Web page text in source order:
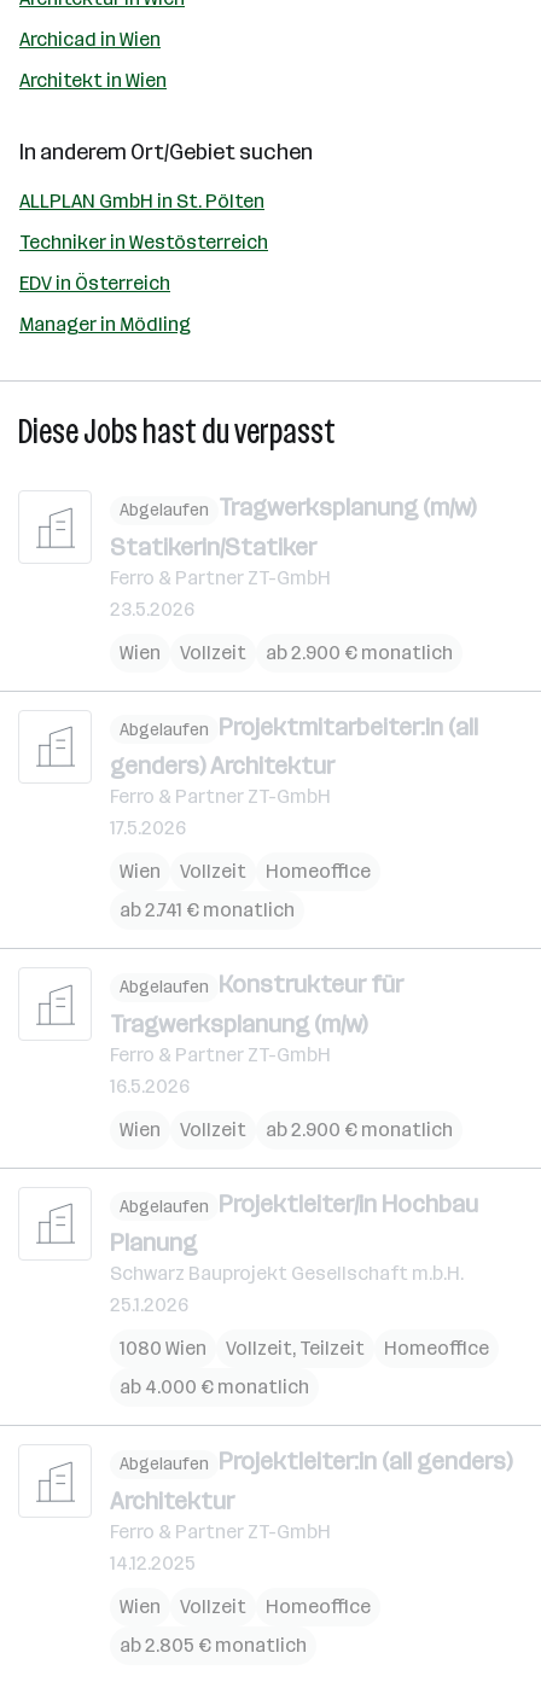
Archicad in Wien
Architekt in Wien
In anderem Ort/Gebiet suchen
ALLPLAN GmbH in St. Pölten
Techniker in Westösterreich
EDV in Österreich
Manager in Mödling
Diese Jobs hast du verpasst
Abgelaufen Tragwerksplanung (m/w)
Statikerin/Statiker
Ferro & Partner ZT-GmbH
23.5.2026
Wien
Vollzeit ab 2.900 € monatlich
Abgelaufen Projektmitarbeiter:in (all
genders) Architektur
Ferro & Partner ZT-GmbH
17.5.2026
Wien
Vollzeit
Homeoffice
ab 2.741 € monatlich
Abgelaufen Konstrukteur für
Tragwerksplanung (m/w)
Ferro & Partner ZT-GmbH
16.5.2026
Wien
Vollzeit ab 2.900 € monatlich
Abgelaufen Projektleiter/in Hochbau
Planung
Schwarz Bauprojekt Gesellschaft m.b.H.
25.1.2026
1080 Wien
Vollzeit, Teilzeit
Homeoffice
ab 4.000 € monatlich
Abgelaufen Projektleiter:in (all genders)
Architektur
Ferro & Partner ZT-GmbH
14.12.2025
Wien
Vollzeit
Homeoffice
ab 2.805 € monatlich